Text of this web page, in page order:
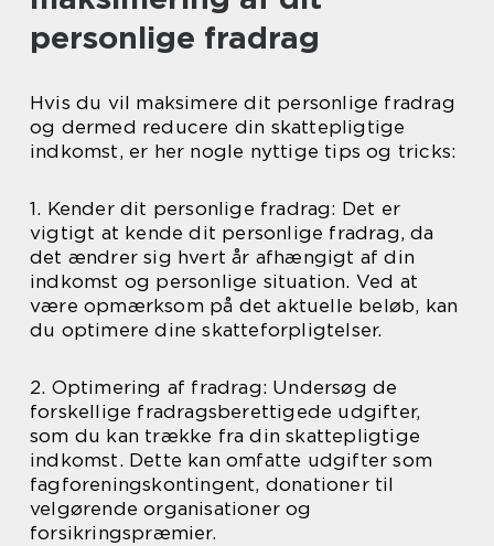
personlige fradrag
Hvis du vil maksimere dit personlige fradrag
og dermed reducere din skattepligtige
indkomst, er her nogle nyttige tips og tricks:
1. Kender dit personlige fradrag: Det er
vigtigt at kende dit personlige fradrag, da
det ændrer sig hvert år afhængigt af din
indkomst og personlige situation. Ved at
være opmærksom på det aktuelle beløb, kan
du optimere dine skatteforpligtelser.
2. Optimering af fradrag: Undersøg de
forskellige fradragsberettigede udgifter,
som du kan trække fra din skattepligtige
indkomst. Dette kan omfatte udgifter som
fagforeningskontingent, donationer til
velgørende organisationer og
forsikringspræmier.